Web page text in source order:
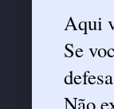
Aqui
Se